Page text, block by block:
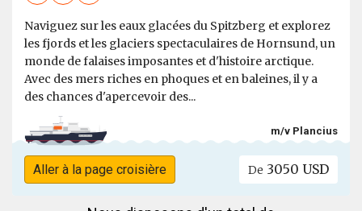
Naviguez sur les eaux glacées du Spitzberg et explorez
les fjords et les glaciers spectaculaires de Hornsund, un
monde de falaises imposantes et d'histoire arctique.
Avec des mers riches en phoques et en baleines, il y a
des chances d'apercevoir des...
m/v Plancius
Aller à la page croisière De 3050 USD